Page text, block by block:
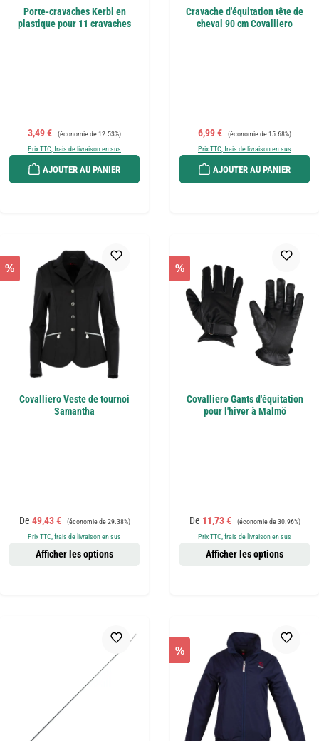
Porte-cravaches Kerbl en
plastique pour 11 cravaches
Prix de vente :
3,49 € Prix régulier :
(économie de 12.53%)
Prix TTC, frais de livraison en sus
AJOUTER AU PANIER
Cravache d'équitation tête de
cheval 90 cm Covalliero
Prix de vente :
6,99 € Prix régulier :
(économie de 15.68%)
Prix TTC, frais de livraison en sus
AJOUTER AU PANIER
%
Covalliero Veste de tournoi
Samantha
Prix de vente :
De 49,43 € Prix régulier :
(économie de 29.38%)
Prix TTC, frais de livraison en sus
Afficher les options
%
Covalliero Gants d'équitation
pour l'hiver à Malmö
Prix de vente :
De 11,73 € Prix régulier :
(économie de 30.96%)
Prix TTC, frais de livraison en sus
Afficher les options
%